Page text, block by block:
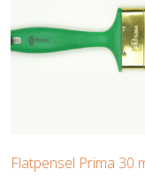
Flatpensel Prima 30